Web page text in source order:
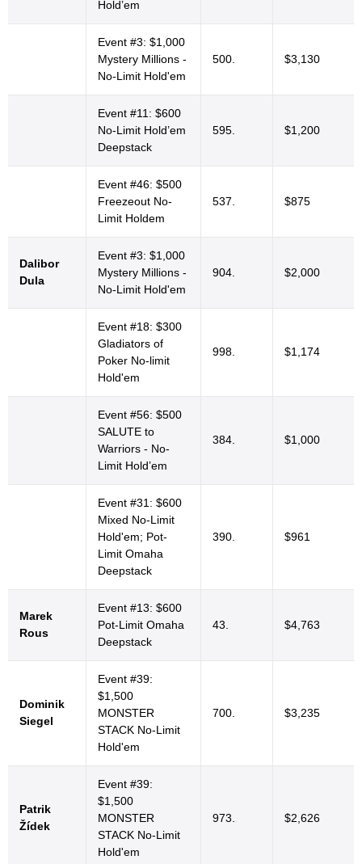
Hold’em
Event #3: $1,000
Mystery Millions -
No-Limit Hold'em
500. $3,130
Event #11: $600
No-Limit Hold’em
Deepstack
595. $1,200
Event #46: $500
Freezeout No-
Limit Holdem
537. $875
Dalibor
Dula
Event #3: $1,000
Mystery Millions -
No-Limit Hold'em
904. $2,000
Event #18: $300
Gladiators of
Poker No-limit
Hold'em
998. $1,174
Event #56: $500
SALUTE to
Warriors - No-
Limit Hold’em
384. $1,000
Event #31: $600
Mixed No-Limit
Hold'em; Pot-
Limit Omaha
Deepstack
390. $961
Marek
Rous
Event #13: $600
Pot-Limit Omaha
Deepstack
43. $4,763
Dominik
Siegel
Event #39:
$1,500
MONSTER
STACK No-Limit
Hold'em
700. $3,235
Patrik
Žídek
Event #39:
$1,500
MONSTER
STACK No-Limit
Hold'em
973. $2,626